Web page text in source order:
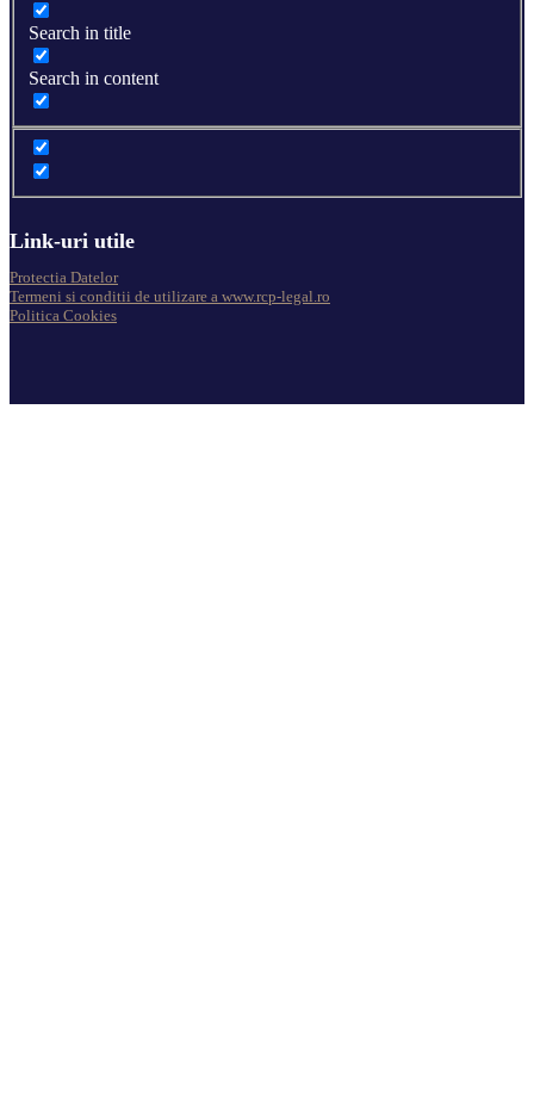
Search in title
Search in content
Link-uri utile
Protectia Datelor
Termeni si conditii de utilizare a www.rcp-legal.ro
Politica Cookies